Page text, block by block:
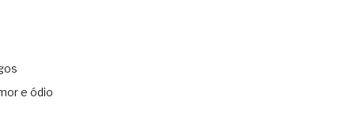
e ódio